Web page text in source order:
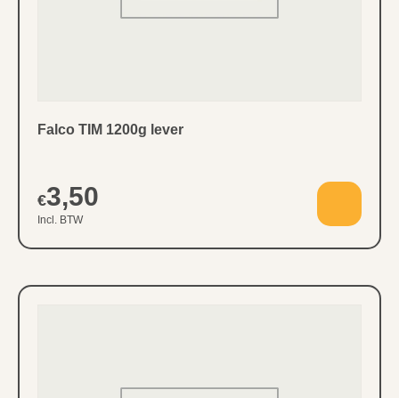
Falco TIM 1200g lever
€3,50
Incl. BTW